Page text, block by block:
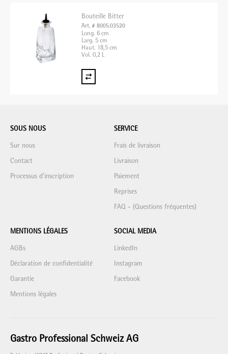
Bouteille Bitter
Art. # 8005.03520
Long. 6 cm
Larg. 5 cm
Haut. 18,5 cm
Vol. 0,2 L
SOUS NOUS
Sur nous
Contact
Processus d'inscription
SERVICE
Frais de livraison
Livraison
Paiement
Reprises
FAQ - (Questions fréquentes)
MENTIONS LÉGALES
AGBs
Déclaration de confidentialité
Garantie
Mentions légales
SOCIAL MEDIA
LinkedIn
Instagram
Facebook
Gastro Professional Schweiz AG